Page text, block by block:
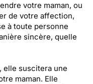
votre maman, ou
de votre affection,
à toute personne
sincère, quelle
elle suscitera une
maman. Elle